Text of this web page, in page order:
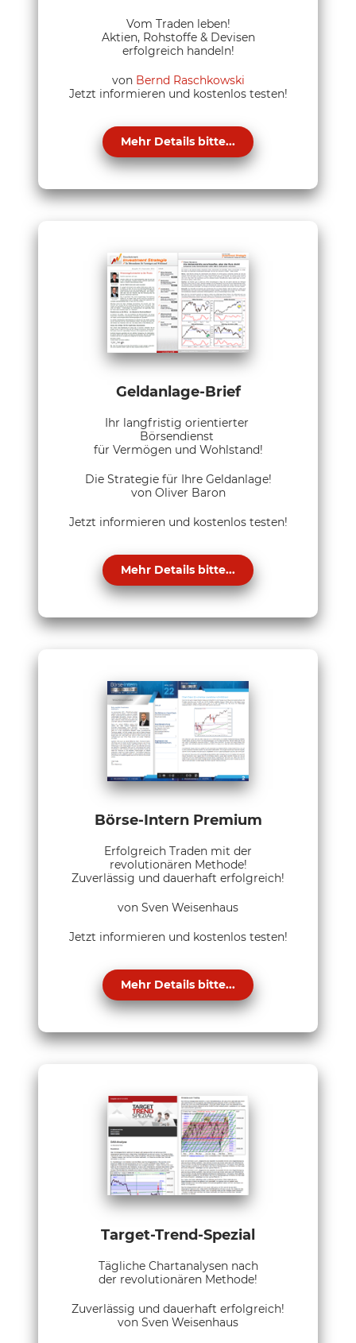
Vom Traden leben!
Aktien, Rohstoffe & Devisen
erfolgreich handeln!
von Bernd Raschkowski
Jetzt informieren und kostenlos testen!
Mehr Details bitte...
Geldanlage-Brief
Ihr langfristig orientierter
Börsendienst
für Vermögen und Wohlstand!
Die Strategie für Ihre Geldanlage!
von Oliver Baron
Jetzt informieren und kostenlos testen!
Mehr Details bitte...
Börse-Intern Premium
Erfolgreich Traden mit der
revolutionären Methode!
Zuverlässig und dauerhaft erfolgreich!
von Sven Weisenhaus
Jetzt informieren und kostenlos testen!
Mehr Details bitte...
Target-Trend-Spezial
Tägliche Chartanalysen nach
der revolutionären Methode!
Zuverlässig und dauerhaft erfolgreich!
von Sven Weisenhaus